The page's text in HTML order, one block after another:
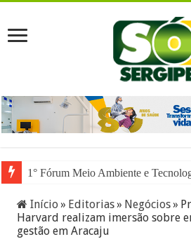
1° Fórum Meio Ambiente e
Início » Editorias» Negócios»
Harvard realizam imersão sobre
gestão em Aracaju